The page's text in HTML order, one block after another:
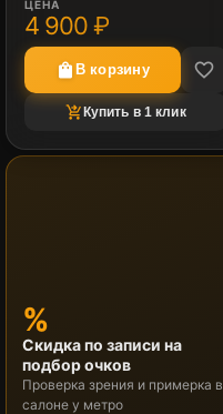
ЦЕНА
4 900 ₽
shopping_bag В корзину favorite_border
shopping_cart_checkoutКупить в 1 клик
%
Скидка по записи на
подбор очков
Проверка зрения и примерка в
салоне у метро